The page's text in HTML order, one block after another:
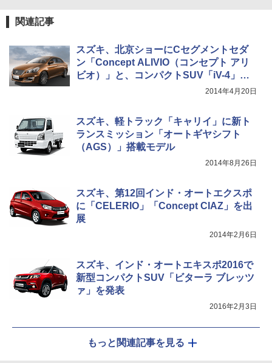
関連記事
スズキ、北京ショーにCセグメントセダ
ン「Concept ALIVIO（コンセプト アリ
ビオ）」と、コンパクトSUV「iV-4」を
2014年4月20日
スズキ、軽トラック「キャリイ」に新ト
ランスミッション「オートギヤシフト
（AGS）」搭載モデル
2014年8月26日
スズキ、第12回インド・オートエクスポ
に「CELERIO」「Concept CIAZ」を出
展
2014年2月6日
スズキ、インド・オートエキスポ2016で
新型コンパクトSUV「ビターラ ブレッツ
ァ」を発表
2016年2月3日
もっと関連記事を見る